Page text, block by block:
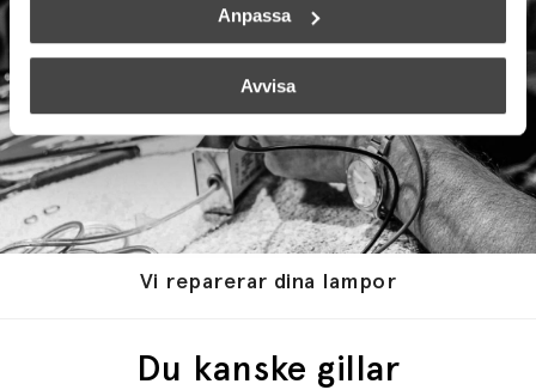
Anpassa
Avvisa
Vi reparerar dina lampor
Du kanske gillar